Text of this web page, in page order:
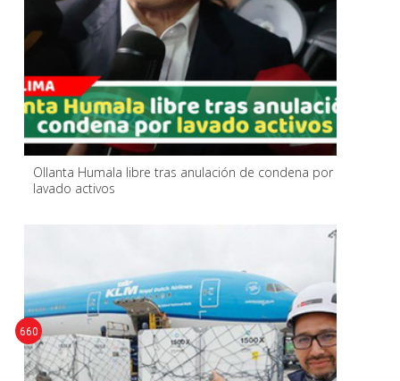
Ollanta Humala libre tras anulación de condena por
lavado activos
660